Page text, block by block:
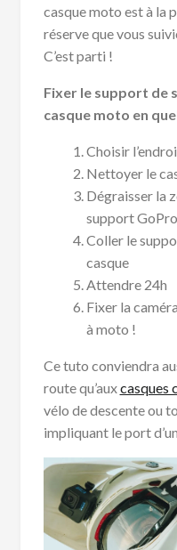
casque moto est à la
réserve que vous
C’est parti !
Fixer le support de
casque moto en
Choisir
Nettoyer le
Dégraisser la
support GoPro
Coller le
casque
Attendre 24h
Fixer la
à moto !
Ce tuto conviendra
route qu’auxcasques
vélo de descente ou
impliquant le port